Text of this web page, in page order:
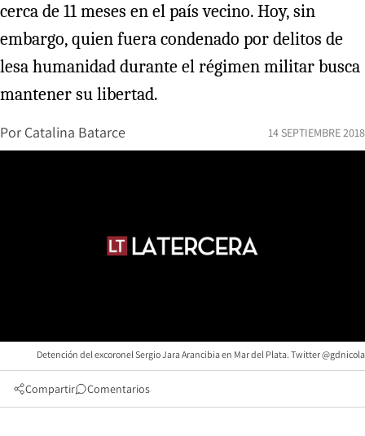
cerca de 11 meses en el país vecino. Hoy, sin
embargo, quien fuera condenado por delitos de
lesa humanidad durante el régimen militar busca
mantener su libertad.
Por Catalina Batarce 14 SEPTIEMBRE 2018
Detención del excoronel Sergio Jara Arancibia en Mar del Plata. Twitter @gdnicola
Compartir Comentarios